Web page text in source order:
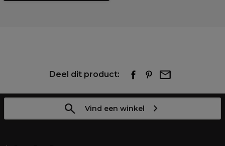
Deel dit product:
Vind een winkel